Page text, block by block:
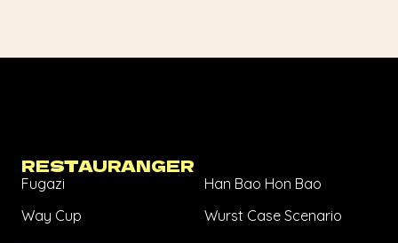
RESTAURANGER
Fugazi
Han Bao Hon Bao
Way Cup
Wurst Case Scenario